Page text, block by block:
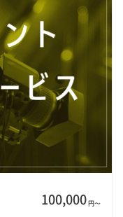
100,000円〜